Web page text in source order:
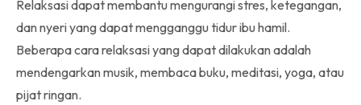
Relaksasi dapat membantu mengurangi stres, ketegangan,
dan nyeri yang dapat mengganggu tidur ibu hamil.
Beberapa cara relaksasi yang dapat dilakukan adalah
mendengarkan musik, membaca buku, meditasi, yoga, atau
pijat ringan.